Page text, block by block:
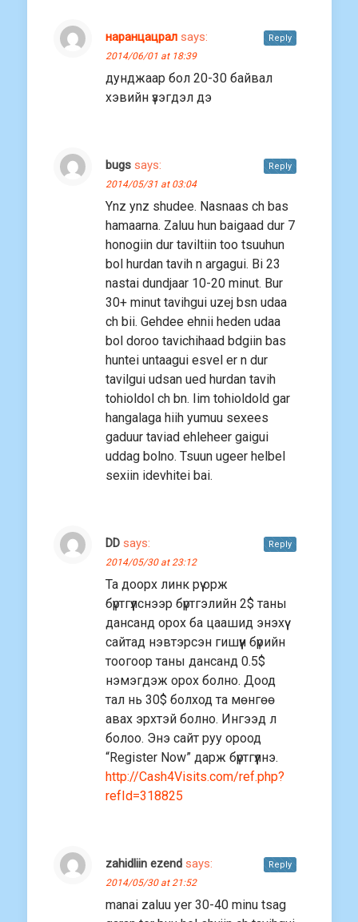
наранцацрал says:
2014/06/01 at 18:39
дунджаар бол 20-30 байвал
хэвийн үзэгдэл дэ
Reply
bugs says:
2014/05/31 at 03:04
Ynz ynz shudee. Nasnaas ch bas
hamaarna. Zaluu hun baigaad dur 7
honogiin dur taviltiin too tsuuhun
bol hurdan tavih n argagui. Bi 23
nastai dundjaar 10-20 minut. Bur
30+ minut tavihgui uzej bsn udaa
ch bii. Gehdee ehnii heden udaa
bol doroo tavichihaad bdgiin bas
huntei untaagui esvel er n dur
tavilgui udsan ued hurdan tavih
tohioldol ch bn. Iim tohioldold gar
hangalaga hiih yumuu sexees
gaduur taviad ehleheer gaigui
uddag bolno. Tsuun ugeer helbel
sexiin idevhitei bai.
Reply
DD says:
2014/05/30 at 23:12
Та доорх линк рүү орж
бүртгүүлснээр бүртгэлийн 2$ таны
дансанд орох ба цаашид энэхүү
сайтад нэвтэрсэн гишүүн бүрийн
тоогоор таны дансанд 0.5$
нэмэгдэж орох болно. Доод
тал нь 30$ болход та мөнгөө
авах эрхтэй болно. Ингээд л
болоо. Энэ сайт руу ороод
“Register Now” дарж бүртгүүлнэ.
http://Cash4Visits.com/ref.php?
refId=318825
Reply
zahidliin ezend says:
2014/05/30 at 21:52
manai zaluu yer 30-40 minu tsag
Reply